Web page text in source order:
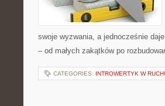
swoje wyzwania, a jednocześnie
– od małych zakątków po
CATEGORIES: INTROWERTYK W